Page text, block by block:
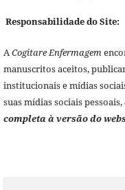
Responsabilidade do Site:
A Cogitare Enfermagem
manuscritos aceitos,
institucionais e mídias
suas mídias sociais pessoais,
completa à versão do